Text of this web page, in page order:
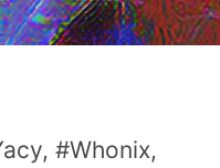
#Whonix,